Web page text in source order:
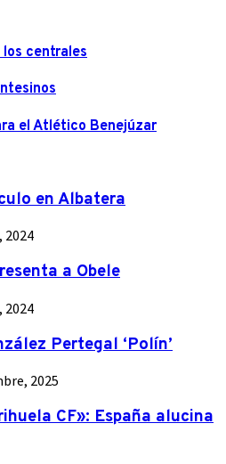
los centrales
el Atlético Benejúzar
en Albatera
2024
a Obele
2024
Pertegal ‘Polín’
2025
CF»: España alucina